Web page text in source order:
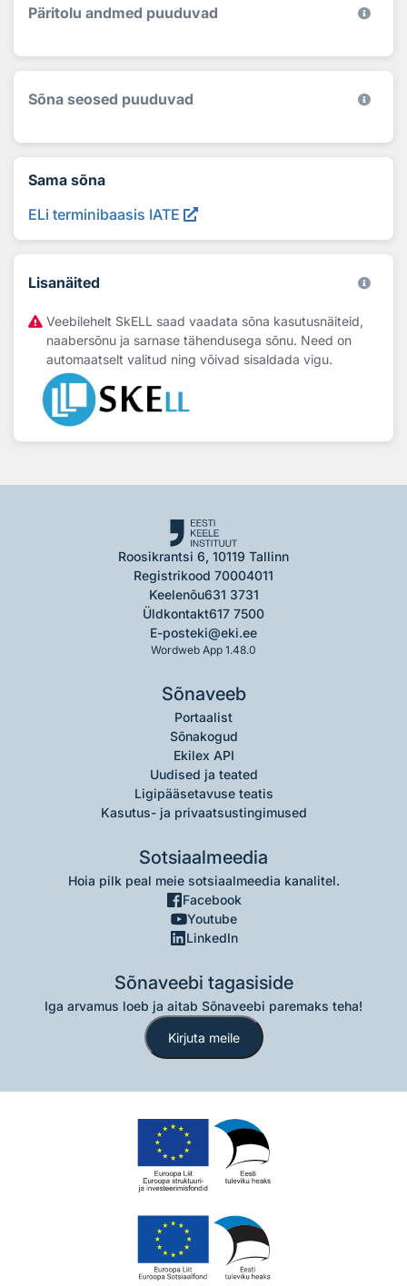
Päritolu andmed puuduvad
Sõna seosed puuduvad
Sama sõna
ELi terminibaasis IATE
Lisanäited
Veebilehelt SkELL saad vaadata sõna kasutusnäiteid,
naabersõnu ja sarnase tähendusega sõnu. Need on
automaatselt valitud ning võivad sisaldada vigu.
Roosikrantsi 6, 10119 Tallinn
Registrikood 70004011
Keelenõu631 3731
Üldkontakt617 7500
E-posteki@eki.ee
Wordweb App 1.48.0
Sõnaveeb
Portaalist
Sõnakogud
Ekilex API
Uudised ja teated
Ligipääsetavuse teatis
Kasutus- ja privaatsustingimused
Sotsiaalmeedia
Hoia pilk peal meie sotsiaalmeedia kanalitel.
Facebook
Youtube
LinkedIn
Sõnaveebi tagasiside
Iga arvamus loeb ja aitab Sõnaveebi paremaks teha!
Kirjuta meile